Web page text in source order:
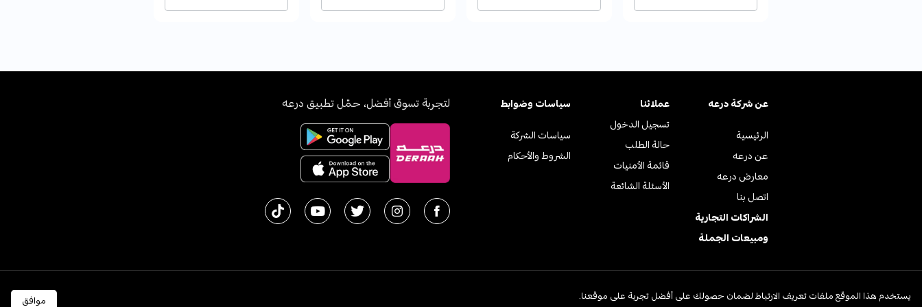
الرئيسية
عن درعه
معارض درعه
اتصل بنا
عن ﺷﺮﻛﺔ درﻋﻪ
الشراكات التجارية
ومبيعات الجملة
تسجيل الدخول
حالة الطلب
قائمة الأمنيات
الأسئلة الشائعة
عملائنا
سياسات الشركة
الشروط والأحكام
سياسات وضوابط لتجربة تسوق أفضل، حمّل تطبيق درعه
يستخدم هذا الموقع ملفات تعريف الارتباط لضمان حصولك على أفضل تجربة على موقعنا. موافق